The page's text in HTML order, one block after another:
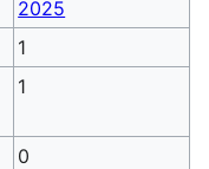
2025
1
1
0